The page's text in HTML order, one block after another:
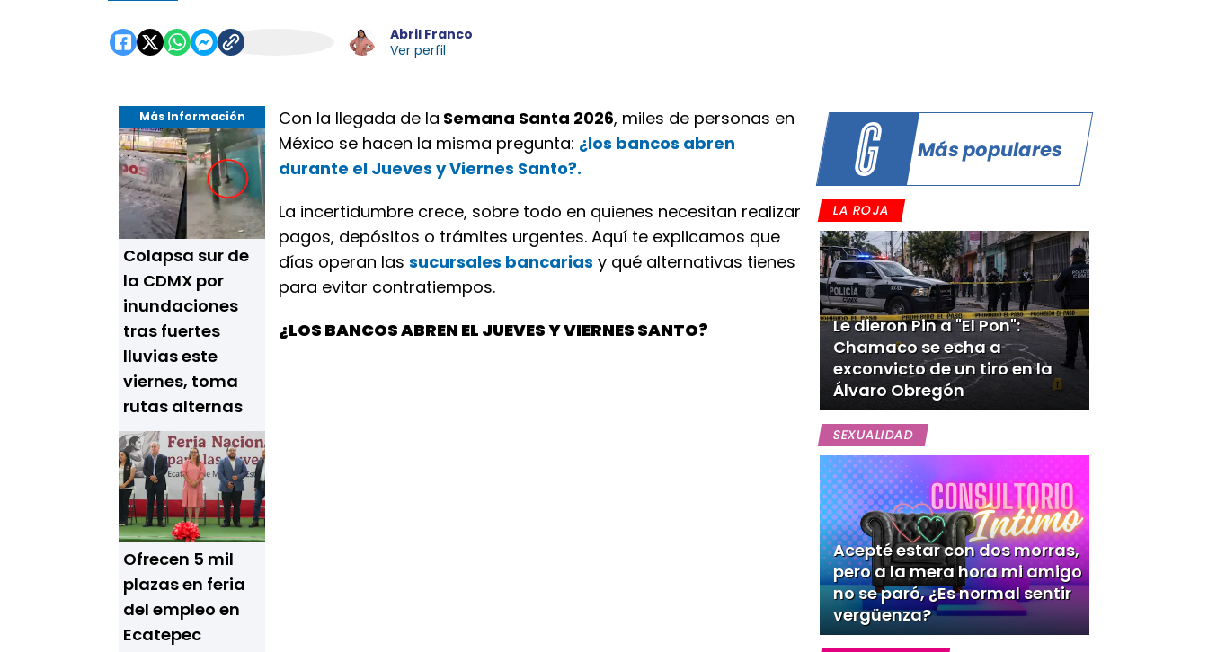
Abril Franco
Ver perfil
Más Información
Colapsa sur de
la CDMX por
inundaciones
tras fuertes
lluvias este
viernes, toma
rutas alternas
Ofrecen 5 mil
plazas en feria
del empleo en
Ecatepec
Con la llegada de la Semana Santa 2026, miles de personas en
México se hacen la misma pregunta: ¿los bancos abren
durante el Jueves y Viernes Santo?.
La incertidumbre crece, sobre todo en quienes necesitan realizar
pagos, depósitos o trámites urgentes. Aquí te explicamos que
días operan las sucursales bancarias y qué alternativas tienes
para evitar contratiempos.
¿LOS BANCOS ABREN EL JUEVES Y VIERNES SANTO?
Más populares
LA ROJA
Le dieron Pin a "El Pon":
Chamaco se echa a
exconvicto de un tiro en la
Álvaro Obregón
SEXUALIDAD
Acepté estar con dos morras,
pero a la mera hora mi amigo
no se paró, ¿Es normal sentir
vergüenza?